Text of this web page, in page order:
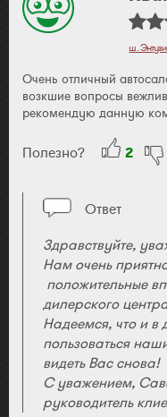
ш.
Очень отличный
возкшие вопросы
рекомендую данную
Полезно? 2
Ответ
Здравствуйте,
Нам очень
положительные
дилерского
Надеемся, что и в
пользоваться
видеть Вас снова!
С уважением,
руководитель